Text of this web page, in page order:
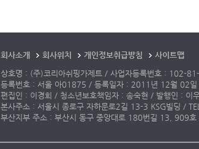
회사소개 회사위치 개인정보취급방침
사이트맵
상호명 : (주)코리아쉬핑가제트 / 사업자등록번호 : 102-
등록번호 : 서울 아01875 / 등록일자 : 2011년 12월 02일
편집인 : 이경희 / 청소년보호책임자 : 송숙현 / 발행인 :
본사주소 : 서울시 종로구 자하문로2길 13-3 KSG빌딩
부산지부 주소 : 부산시 동구 중앙대로 180번길 13,